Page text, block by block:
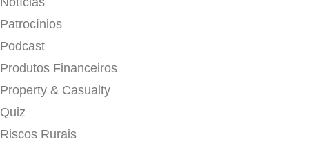
Patrocínios
Podcast
Produtos Financeiros
Property & Casualty
Quiz
Riscos Rurais